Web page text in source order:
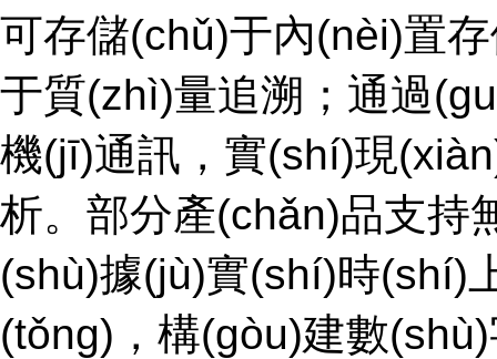
可存儲(chǔ)于內(nèi)置存
于質(zhì)量追溯；通
機(jī)通訊，實(shí)現
析。部分產(chǎn)品
(shù)據(jù)實(shí)時(shí)
(tǒng)，構(gòu)建數